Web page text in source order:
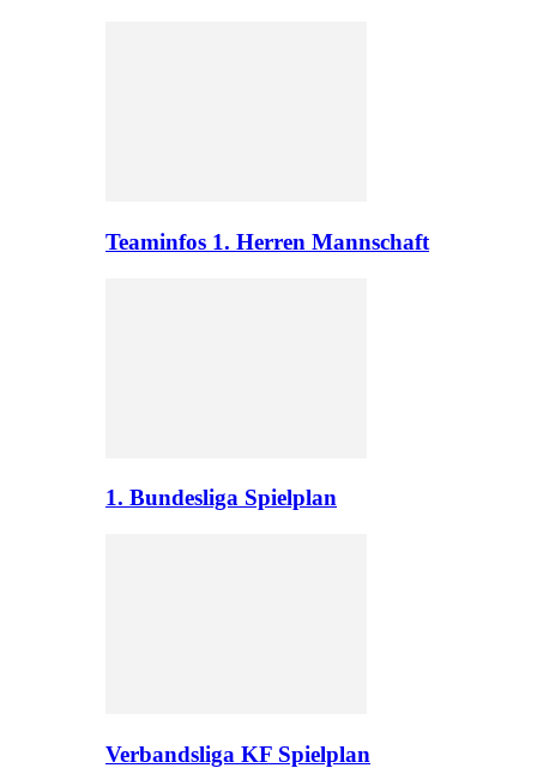
Teaminfos 1. Herren Mannschaft
1. Bundesliga Spielplan
Verbandsliga KF Spielplan